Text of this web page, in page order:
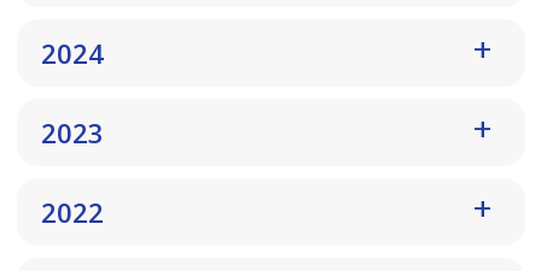
2024
2023
2022